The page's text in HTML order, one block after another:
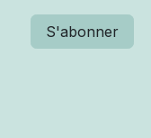
S'abonner